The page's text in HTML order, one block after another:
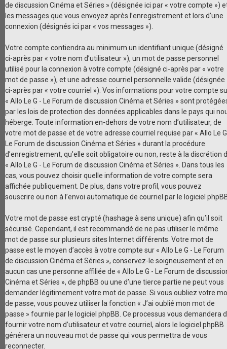
de discussion Cinéma et Séries » (désignée ici par « votre compte »)
les messages que vous envoyez après l’enregistrement et lors d’une
connexion (désignés ici par « vos messages »).
Votre compte contiendra au minimum un identifiant unique (désigné
ci-après par « votre nom d’utilisateur »), un mot de passe personnel
utilisé pour la connexion à votre compte (désigné ci-après par « votre
mot de passe »), et une adresse courriel personnelle valide (désignée
ci-après par « votre courriel »). Vos informations pour votre compte
« Allo Le G - Le Forum de discussion Cinéma et Séries » sont
par les lois de protection des données applicables dans le pays qui
héberge. Toute information en-dehors de votre nom d’utilisateur, de
votre mot de passe et de votre adresse courriel requise par « Allo Le
Le Forum de discussion Cinéma et Séries » durant la procédure
d’enregistrement, qu’elle soit obligatoire ou non, reste à la discrétion
« Allo Le G - Le Forum de discussion Cinéma et Séries ». Dans tous les
cas, vous pouvez choisir quelle information de votre compte sera
affichée publiquement. De plus, dans votre profil, vous pouvez
souscrire ou non à l’envoi automatique de courriel par le logiciel
Votre mot de passe est crypté (hashage à sens unique) afin qu’il soit
sécurisé. Cependant, il est recommandé de ne pas utiliser le même
mot de passe sur plusieurs sites Internet différents. Votre mot de
passe est le moyen d’accès à votre compte sur « Allo Le G - Le Forum
de discussion Cinéma et Séries », conservez-le soigneusement et en
aucun cas une personne affiliée de « Allo Le G - Le Forum de
Cinéma et Séries », de phpBB ou une d’une tierce partie ne peut vous
demander légitimement votre mot de passe. Si vous oubliez votre
de passe, vous pouvez utiliser la fonction « J’ai oublié mon mot de
passe » fournie par le logiciel phpBB. Ce processus vous demandera
fournir votre nom d’utilisateur et votre courriel, alors le logiciel phpBB
générera un nouveau mot de passe qui vous permettra de vous
reconnecter.